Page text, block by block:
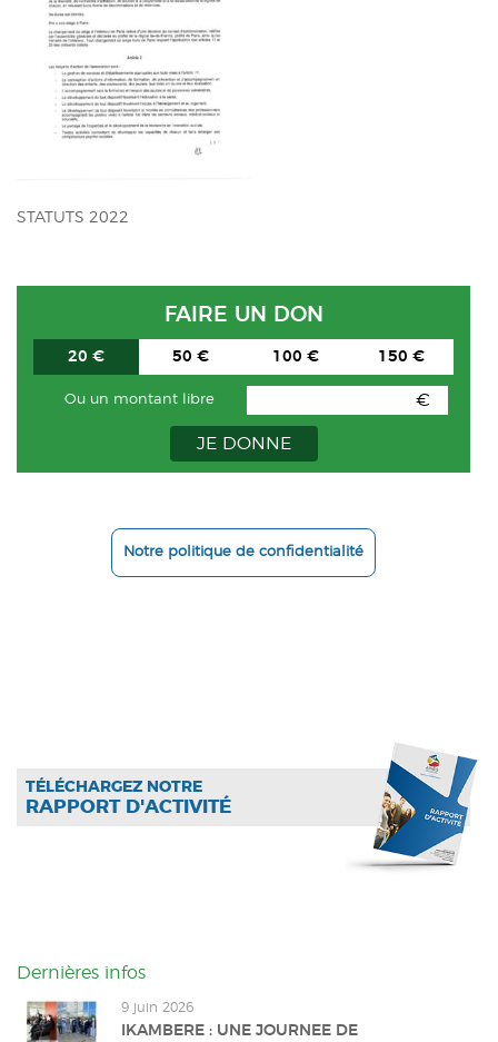
STATUTS 2022
FAIRE UN DON
20 € 50 € 100 € 150 €
Ou un montant libre €
JE DONNE
Notre politique de confidentialité
TÉLÉCHARGEZ NOTRE
RAPPORT D'ACTIVITÉ
Dernières infos
9 juin 2026
IKAMBERE : UNE JOURNEE DE